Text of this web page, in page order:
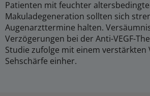
Patienten mit feuchter
Makuladegeneration sollten sich
Augenarzttermine halten.
Verzögerungen bei der Anti-VEGF-
Studie zufolge mit einem verstärkten
Sehschärfe einher.